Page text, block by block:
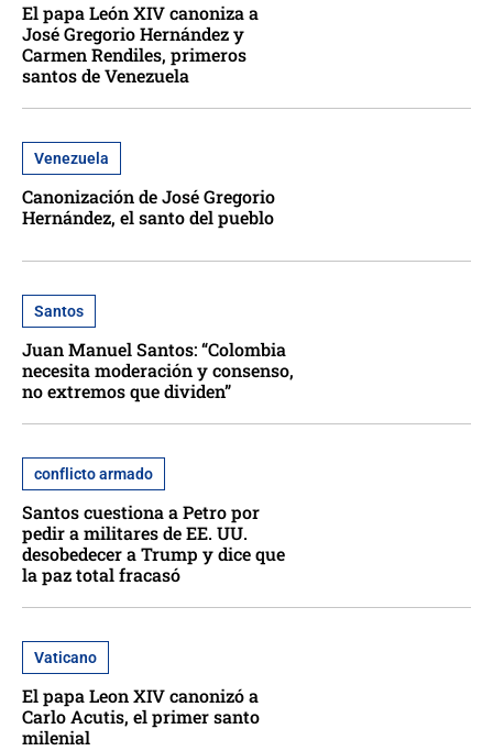
El papa León XIV canoniza a
José Gregorio Hernández y
Carmen Rendiles, primeros
santos de Venezuela
Venezuela
Canonización de José Gregorio
Hernández, el santo del pueblo
Santos
Juan Manuel Santos: “Colombia
necesita moderación y consenso,
no extremos que dividen”
conflicto armado
Santos cuestiona a Petro por
pedir a militares de EE. UU.
desobedecer a Trump y dice que
la paz total fracasó
Vaticano
El papa Leon XIV canonizó a
Carlo Acutis, el primer santo
milenial